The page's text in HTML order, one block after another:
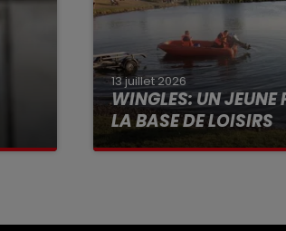
13 juillet 2026
WINGLES: UN JEUNE
LA BASE DE LOISIRS
La victime a coulé à pic